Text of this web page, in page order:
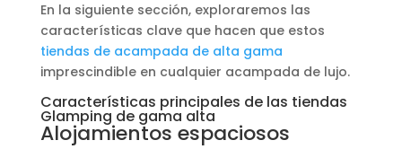
En la siguiente sección, exploraremos las
características clave que hacen que estos
tiendas de acampada de alta gama
imprescindible en cualquier acampada de lujo.
Características principales de las tiendas
Glamping de gama alta
Alojamientos espaciosos